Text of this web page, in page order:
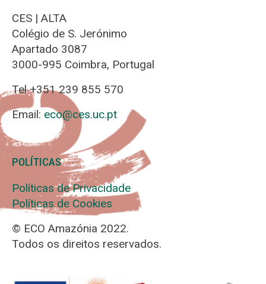
CES | ALTA
Colégio de S. Jerónimo
Apartado 3087
3000-995 Coimbra, Portugal
Tel +351 239 855 570
Email: eco@ces.uc.pt
POLÍTICAS
Políticas de Privacidade
Políticas de Cookies
© ECO Amazónia 2022.
Todos os direitos reservados.